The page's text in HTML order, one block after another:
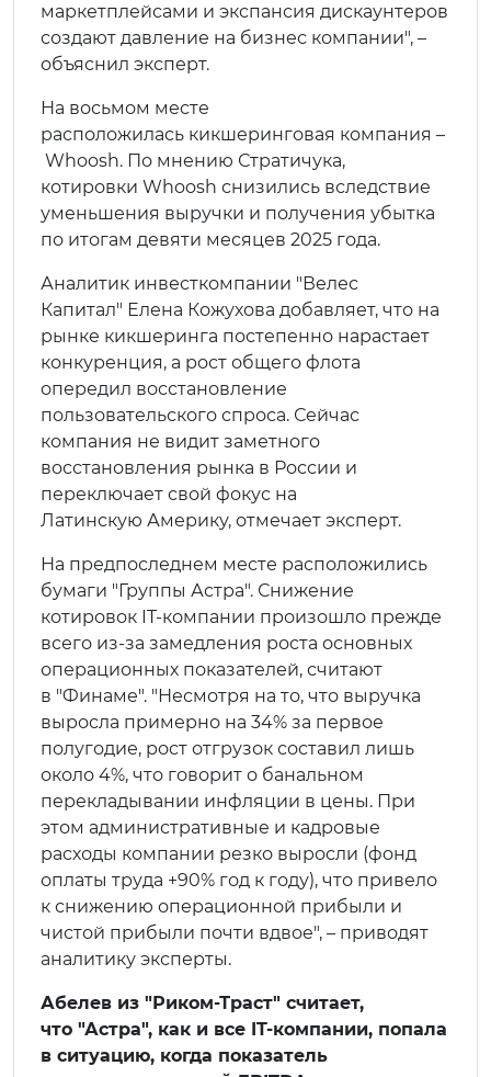
маркетплейсами и экспансия дискаунтеров
создают давление на бизнес компании", –
объяснил эксперт.
На восьмом месте
расположилась кикшеринговая компания –
Whoosh. По мнению Стратичука,
котировки Whoosh снизились вследствие
уменьшения выручки и получения убытка
по итогам девяти месяцев 2025 года.
Аналитик инвесткомпании "Велес
Капитал" Елена Кожухова добавляет, что на
рынке кикшеринга постепенно нарастает
конкуренция, а рост общего флота
опередил восстановление
пользовательского спроса. Сейчас
компания не видит заметного
восстановления рынка в России и
переключает свой фокус на
Латинскую Америку, отмечает эксперт.
На предпоследнем месте расположились
бумаги "Группы Астра". Снижение
котировок IT-компании произошло прежде
всего из-за замедления роста основных
операционных показателей, считают
в "Финаме". "Несмотря на то, что выручка
выросла примерно на 34% за первое
полугодие, рост отгрузок составил лишь
около 4%, что говорит о банальном
перекладывании инфляции в цены. При
этом административные и кадровые
расходы компании резко выросли (фонд
оплаты труда +90% год к году), что привело
к снижению операционной прибыли и
чистой прибыли почти вдвое", – приводят
аналитику эксперты.
Абелев из "Риком-Траст" считает,
что "Астра", как и все IT-компании, попала
в ситуацию, когда показатель